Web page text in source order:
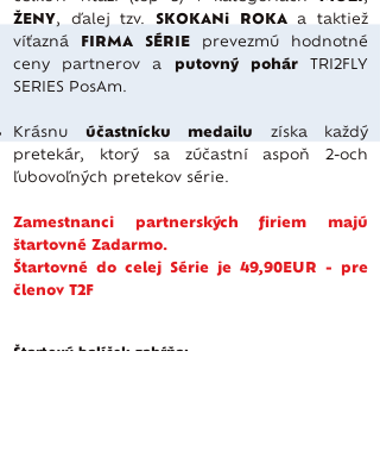
ŽENY, ďalej tzv. SKOKANi ROKAa taktiež
víťazná
FIRMA SÉRIE prevezmú hodnotné
ceny partnerov a
putovný pohárTRI2FLY
SERIES PosAm.
Krásnu účastnícku medailu získa každý
pretekár, ktorý sa zúčastní aspoň 2-och
ľubovoľných pretekov série.
Zamestnanci partnerských firiem majú
štartovné Zadarmo.
Štartovné do celej Série je 49,90EUR - pre
členov T2F
Štartový balíček zahŕňa: